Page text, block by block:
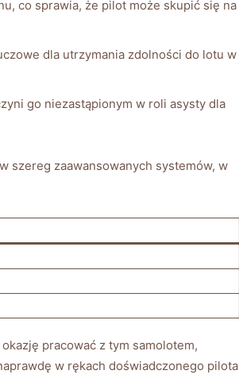
co sprawia, że pilot może skupić się ⁤na
dla utrzymania zdolności do lotu w
go niezastąpionym w⁣ roli ​asysty dla
szereg zaawansowanych‍ systemów, ‌w
pracować z tym samolotem,
w ⁢rękach​ doświadczonego pilota